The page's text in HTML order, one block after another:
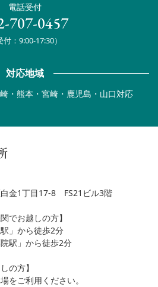
電話受付
707-0457
付：9:00-17:30）
対応地域
・熊本・宮崎・鹿児島・山口対応
金1丁目17-8 FS21ビル3階
でお越しの方】
」から徒歩2分
駅」から徒歩2分
の方】
をご利用ください。